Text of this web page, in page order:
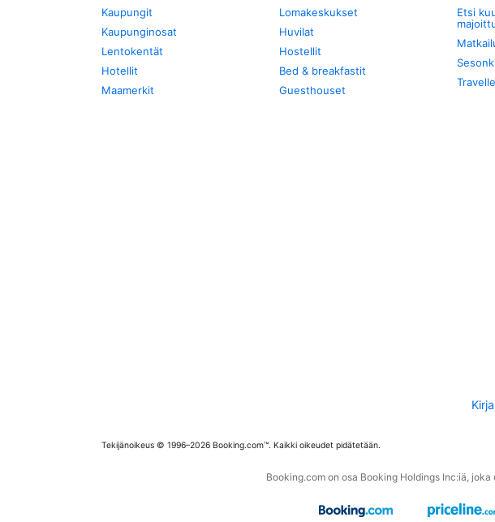
Kaupungit
Kaupunginosat
Lentokentät
Hotellit
Maamerkit
Lomakeskukset
Huvilat
Hostellit
Bed & breakfastit
Guesthouset
Etsi
Tekijänoikeus © 1996–2026 Booking.com™. Kaikki oikeudet pidätetään.
Booking.com on osa Booking Holdings Inc:iä,